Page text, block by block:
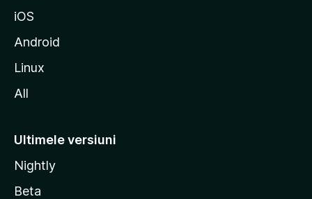
l
l
iOS
Android
Linux
All
Ultimele versiuni
Nightly
Beta